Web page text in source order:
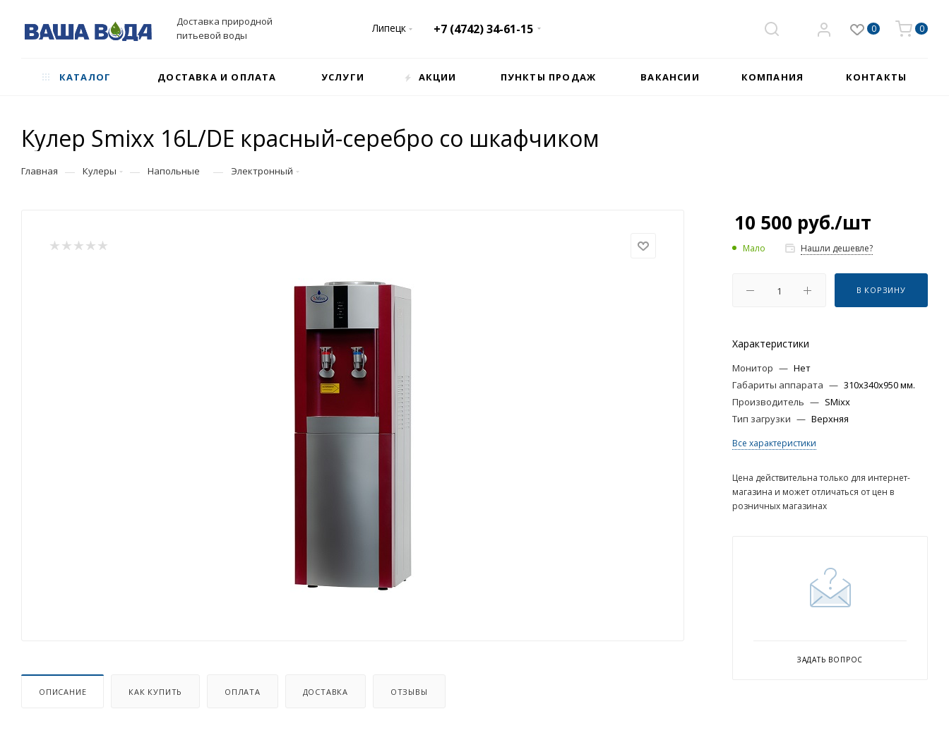
Доставка природной
питьевой воды
Липецк +7 (4742) 34-61-15 0 0
КАТАЛОГ ДОСТАВКА И ОПЛАТА УСЛУГИ АКЦИИ ПУНКТЫ ПРОДАЖ ВАКАНСИИ КОМПАНИЯ КОНТАКТЫ
Кулер Smixx 16L/DE красный-серебро со шкафчиком
Главная — Кулеры — Напольные — Электронный
ОПИСАНИЕ КАК КУПИТЬ ОПЛАТА ДОСТАВКА ОТЗЫВЫ
10 500 руб./шт
Мало Нашли дешевле?
В КОРЗИНУ
Характеристики
Монитор — Нет
Габариты аппарата — 310x340x950 мм.
Производитель — SMixx
Тип загрузки — Верхняя
Все характеристики
Цена действительна только для интернет-
магазина и может отличаться от цен в
розничных магазинах
ЗАДАТЬ ВОПРОС